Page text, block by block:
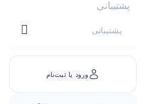
پشتیبانی
پشتیبانی
ورود یا ثبت‌نام